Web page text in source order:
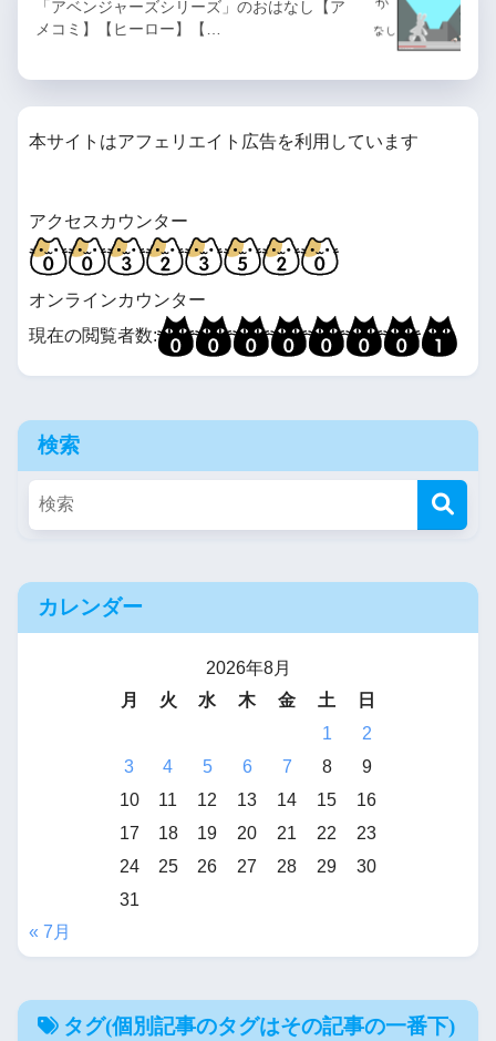
「アベンジャーズシリーズ」のおはなし【ア
メコミ】【ヒーロー】【…
本サイトはアフェリエイト広告を利用しています
アクセスカウンター
オンラインカウンター
現在の閲覧者数:
検索
カレンダー
2026年8月
月
火 水 木 金 土
日
1
2
3
4 5 6 7 8
9
10
11 12 13 14 15
16
17
18 19 20 21 22
23
24
25 26 27 28 29
30
31
« 7月
タグ(個別記事のタグはその記事の一番下)